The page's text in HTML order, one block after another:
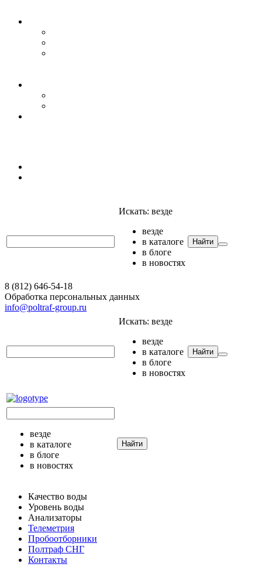
Искать: везде
везде
в каталоге
в блоге
в новостях
Найти
8 (812) 646-54-18
Обработка персональных данных
info@poltraf-group.ru
Искать: везде
везде
в каталоге
в блоге
в новостях
Найти
везде
в каталоге
в блоге
в новостях
Найти
Качество воды
Уровень воды
Анализаторы
Телеметрия
Пробоотборники
Полтраф СНГ
Контакты